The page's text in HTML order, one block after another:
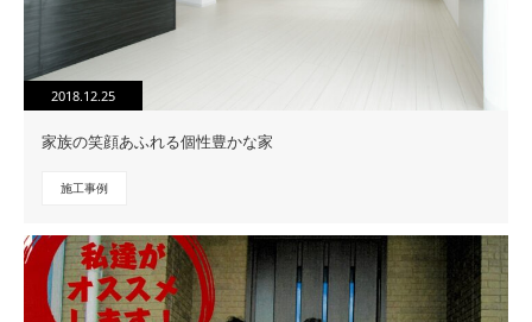
2018.12.25
家族の笑顔あふれる個性豊かな家
施工事例